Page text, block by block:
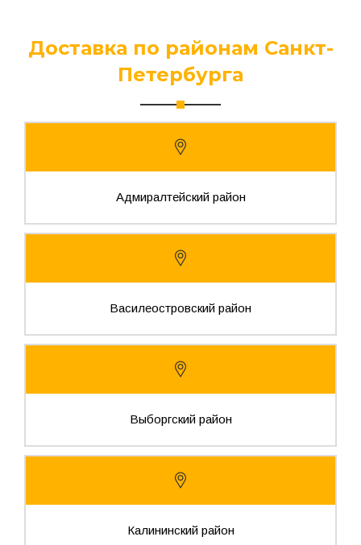
Доставка по районам Санкт-
Петербурга
Адмиралтейский район
Василеостровский район
Выборгский район
Калининский район